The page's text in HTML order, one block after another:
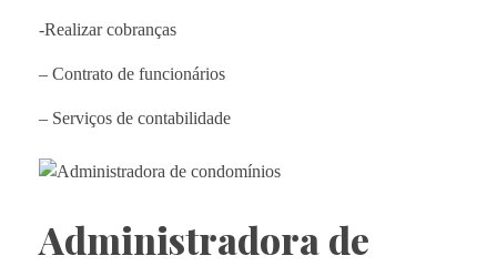
-Realizar cobranças
– Contrato de funcionários
– Serviços de contabilidade
Administradora de